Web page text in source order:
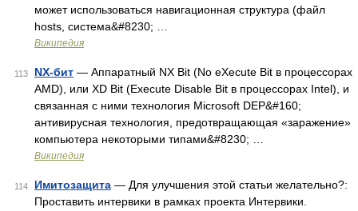
может использоваться навигационная структура (файл
hosts, система&#8230; …
Википедия
113 NX-бит — Аппаратный NX Bit (No eXecute Bit в процессорах
AMD), или XD Bit (Execute Disable Bit в процессорах Intel), и
связанная с ними технология Microsoft DEP&#160;
антивирусная технология, предотвращающая «заражение»
компьютера некоторыми типами&#8230; …
Википедия
114 Имитозащита — Для улучшения этой статьи желательно?:
Проставить интервики в рамках проекта Интервики.